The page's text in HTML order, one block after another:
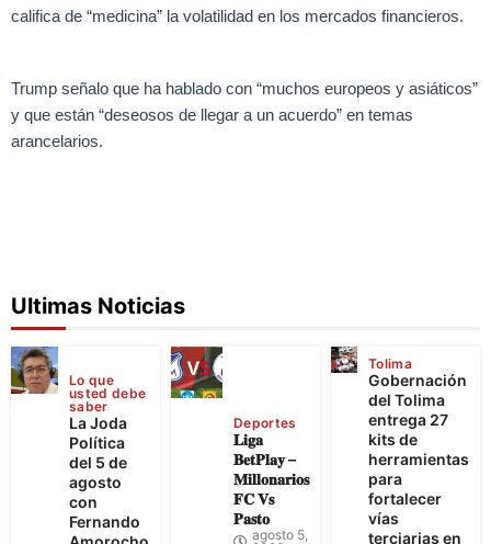
califica de “medicina” la volatilidad en los mercados financieros.
Trump señalo que ha hablado con “muchos europeos y asiáticos”
y que están “deseosos de llegar a un acuerdo” en temas
arancelarios.
Ultimas Noticias
Lo que
usted debe
saber
La Joda
Política
del 5 de
agosto
con
Fernando
Deportes
𝐋𝐢𝐠𝐚
𝐁𝐞𝐭𝐏𝐥𝐚𝐲 –
𝐌𝐢𝐥𝐥𝐨𝐧𝐚𝐫𝐢𝐨𝐬
𝐅𝐂 𝐕𝐬
𝐏𝐚𝐬𝐭𝐨
agosto 5,
Tolima
Gobernación
del Tolima
entrega 27
kits de
herramientas
para
fortalecer
vías
terciarias en